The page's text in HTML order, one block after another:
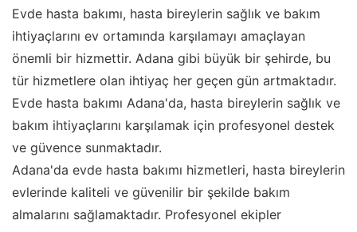
Evde hasta bakımı, hasta bireylerin sağlık ve bakım
ihtiyaçlarını ev ortamında karşılamayı amaçlayan
önemli bir hizmettir. Adana gibi büyük bir şehirde, bu
tür hizmetlere olan ihtiyaç her geçen gün artmaktadır.
Evde hasta bakımı Adana'da, hasta bireylerin sağlık ve
bakım ihtiyaçlarını karşılamak için profesyonel destek
ve güvence sunmaktadır.
Adana'da evde hasta bakımı hizmetleri, hasta bireylerin
evlerinde kaliteli ve güvenilir bir şekilde bakım
almalarını sağlamaktadır. Profesyonel ekipler